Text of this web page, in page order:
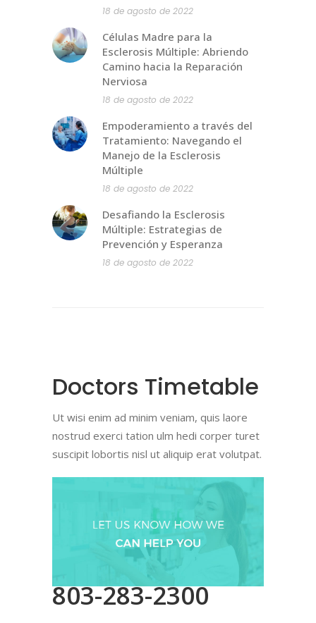
18 de agosto de 2022
Células Madre para la
Esclerosis Múltiple: Abriendo
Camino hacia la Reparación
Nerviosa
18 de agosto de 2022
Empoderamiento a través del
Tratamiento: Navegando el
Manejo de la Esclerosis
Múltiple
18 de agosto de 2022
Desafiando la Esclerosis
Múltiple: Estrategias de
Prevención y Esperanza
18 de agosto de 2022
Doctors Timetable
Ut wisi enim ad minim veniam, quis laore
nostrud exerci tation ulm hedi corper turet
suscipit lobortis nisl ut aliquip erat volutpat.
803-283-2300